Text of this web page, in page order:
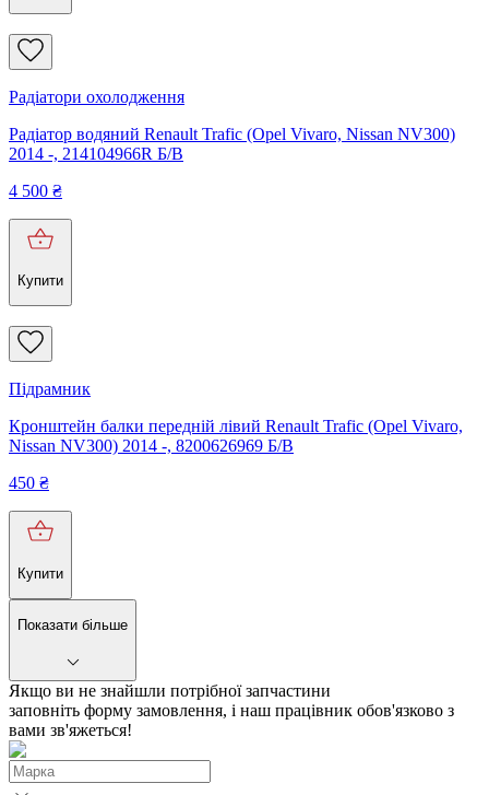
Радіатори охолодження
Радіатор водяний Renault Trafic (Opel Vivaro, Nissan NV300)
2014 -, 214104966R Б/В
4 500 ₴
Купити
Підрамник
Кронштейн балки передній лівий Renault Trafic (Opel Vivaro,
Nissan NV300) 2014 -, 8200626969 Б/В
450 ₴
Купити
Показати більше
Якщо ви не знайшли потрібної запчастини
заповніть форму замовлення, і наш працівник обов'язково з
вами зв'яжеться!